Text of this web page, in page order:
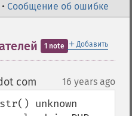
• Сообщение об ошибке
＋ Добавить
1 note
com 16 years ago
unknown